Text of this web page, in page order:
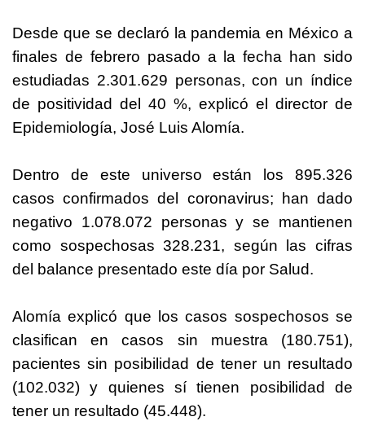
Desde que se declaró la pandemia en México a
finales de febrero pasado a la fecha han sido
estudiadas 2.301.629 personas, con un índice
de positividad del 40 %, explicó el director de
Epidemiología, José Luis Alomía.
Dentro de este universo están los 895.326
casos confirmados del coronavirus; han dado
negativo 1.078.072 personas y se mantienen
como sospechosas 328.231, según las cifras
del balance presentado este día por Salud.
Alomía explicó que los casos sospechosos se
clasifican en casos sin muestra (180.751),
pacientes sin posibilidad de tener un resultado
(102.032) y quienes sí tienen posibilidad de
tener un resultado (45.448).